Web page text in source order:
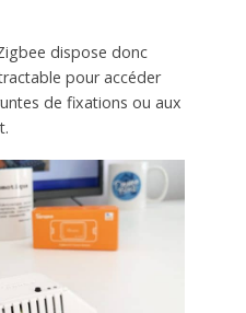
dispose donc
pour accéder
de fixations ou aux